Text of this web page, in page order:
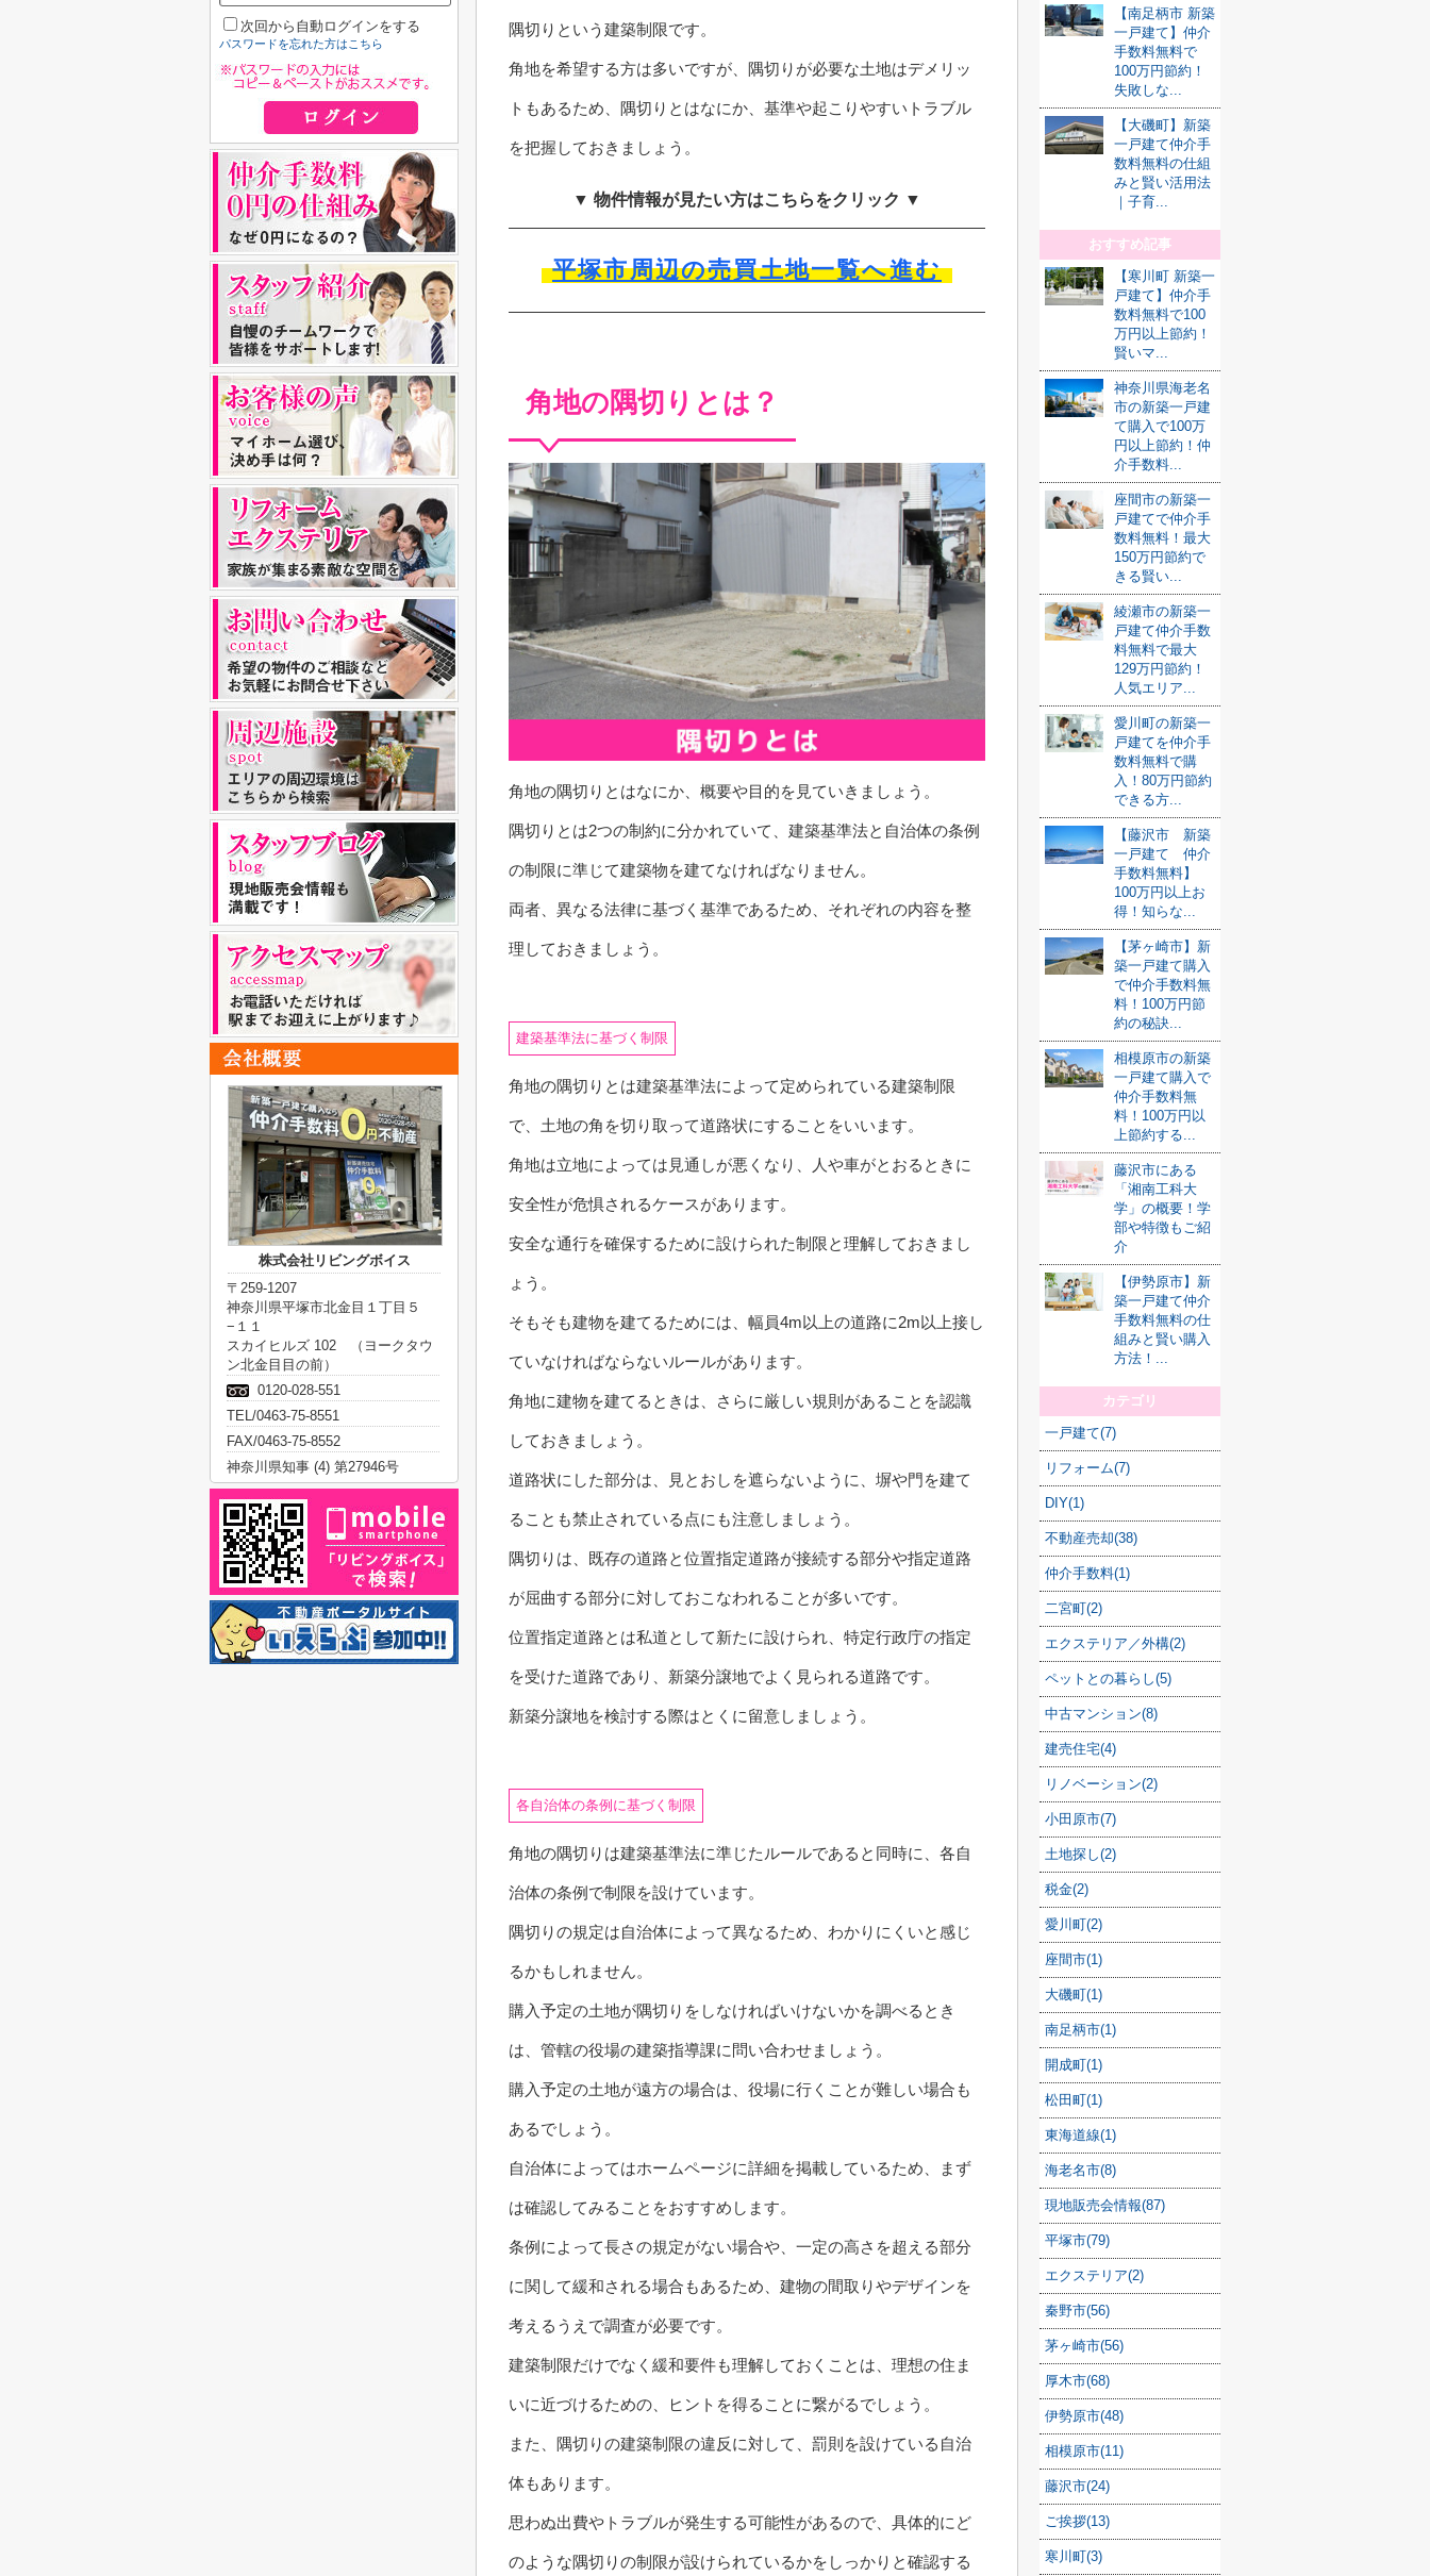
隅切りという建築制限です。
角地を希望する方は多いですが、隅切りが必要な土地はデメリッ
トもあるため、隅切りとはなにか、基準や起こりやすいトラブル
を把握しておきましょう。
▼ 物件情報が見たい方はこちらをクリック ▼
平塚市周辺の売買土地一覧へ進む
角地の隅切りとは？
角地の隅切りとはなにか、概要や目的を見ていきましょう。
隅切りとは2つの制約に分かれていて、建築基準法と自治体の条例
の制限に準じて建築物を建てなければなりません。
両者、異なる法律に基づく基準であるため、それぞれの内容を整
理しておきましょう。
建築基準法に基づく制限
角地の隅切りとは建築基準法によって定められている建築制限
で、土地の角を切り取って道路状にすることをいいます。
角地は立地によっては見通しが悪くなり、人や車がとおるときに
安全性が危惧されるケースがあります。
安全な通行を確保するために設けられた制限と理解しておきまし
ょう。
そもそも建物を建てるためには、幅員4m以上の道路に2m以上接し
ていなければならないルールがあります。
角地に建物を建てるときは、さらに厳しい規則があることを認識
しておきましょう。
道路状にした部分は、見とおしを遮らないように、塀や門を建て
ることも禁止されている点にも注意しましょう。
隅切りは、既存の道路と位置指定道路が接続する部分や指定道路
が屈曲する部分に対しておこなわれることが多いです。
位置指定道路とは私道として新たに設けられ、特定行政庁の指定
を受けた道路であり、新築分譲地でよく見られる道路です。
新築分譲地を検討する際はとくに留意しましょう。
各自治体の条例に基づく制限
角地の隅切りは建築基準法に準じたルールであると同時に、各自
治体の条例で制限を設けています。
隅切りの規定は自治体によって異なるため、わかりにくいと感じ
るかもしれません。
購入予定の土地が隅切りをしなければいけないかを調べるとき
は、管轄の役場の建築指導課に問い合わせましょう。
購入予定の土地が遠方の場合は、役場に行くことが難しい場合も
あるでしょう。
自治体によってはホームページに詳細を掲載しているため、まず
は確認してみることをおすすめします。
条例によって長さの規定がない場合や、一定の高さを超える部分
に関して緩和される場合もあるため、建物の間取りやデザインを
考えるうえで調査が必要です。
建築制限だけでなく緩和要件も理解しておくことは、理想の住ま
いに近づけるための、ヒントを得ることに繋がるでしょう。
また、隅切りの建築制限の違反に対して、罰則を設けている自治
体もあります。
思わぬ出費やトラブルが発生する可能性があるので、具体的にど
のような隅切りの制限が設けられているかをしっかりと確認する
【南足柄市 新築
一戸建て】仲介
手数料無料で
100万円節約！
失敗しな...
【大磯町】新築
一戸建て仲介手
数料無料の仕組
みと賢い活用法
｜子育...
おすすめ記事
【寒川町 新築一
戸建て】仲介手
数料無料で100
万円以上節約！
賢いマ...
神奈川県海老名
市の新築一戸建
て購入で100万
円以上節約！仲
介手数料...
座間市の新築一
戸建てで仲介手
数料無料！最大
150万円節約で
きる賢い...
綾瀬市の新築一
戸建て仲介手数
料無料で最大
129万円節約！
人気エリア...
愛川町の新築一
戸建てを仲介手
数料無料で購
入！80万円節約
できる方...
【藤沢市 新築
一戸建て 仲介
手数料無料】
100万円以上お
得！知らな...
【茅ヶ崎市】新
築一戸建て購入
で仲介手数料無
料！100万円節
約の秘訣...
相模原市の新築
一戸建て購入で
仲介手数料無
料！100万円以
上節約する...
藤沢市にある
「湘南工科大
学」の概要！学
部や特徴もご紹
介
【伊勢原市】新
築一戸建て仲介
手数料無料の仕
組みと賢い購入
方法！...
カテゴリ
一戸建て(7)
リフォーム(7)
DIY(1)
不動産売却(38)
仲介手数料(1)
二宮町(2)
エクステリア／外構(2)
ペットとの暮らし(5)
中古マンション(8)
建売住宅(4)
リノベーション(2)
小田原市(7)
土地探し(2)
税金(2)
愛川町(2)
座間市(1)
大磯町(1)
南足柄市(1)
開成町(1)
松田町(1)
東海道線(1)
海老名市(8)
現地販売会情報(87)
平塚市(79)
エクステリア(2)
秦野市(56)
茅ヶ崎市(56)
厚木市(68)
伊勢原市(48)
相模原市(11)
藤沢市(24)
ご挨拶(13)
寒川町(3)
次回から自動ログインをする
パスワードを忘れた方はこちら
株式会社リビングボイス
〒259-1207
神奈川県平塚市北金目１丁目５
−１１
スカイヒルズ 102 （ヨークタウ
ン北金目目の前）
0120-028-551
TEL/0463-75-8551
FAX/0463-75-8552
神奈川県知事 (4) 第27946号